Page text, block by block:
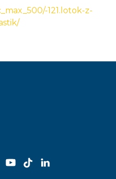
121.lotok-z-